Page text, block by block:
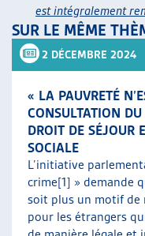
est intégralement
SUR LE MÊME
2 DÉCEMBRE 2024
« LA PAUVRETÉ
CONSULTATION
DROIT DE SÉJOUR
SOCIALE
L’initiative
crime[1] » demande
soit plus un motif de
pour les étrangers